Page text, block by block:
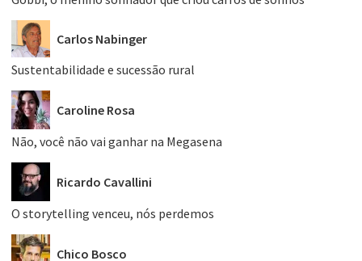
Carlos Nabinger
Sustentabilidade e sucessão rural
Caroline Rosa
Não, você não vai ganhar na Megasena
Ricardo Cavallini
O storytelling venceu, nós perdemos
Chico Bosco